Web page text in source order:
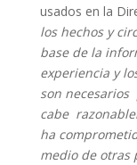
usados en la
los hechos y
base de la
experiencia y
son
cabe
ha
medio de otras